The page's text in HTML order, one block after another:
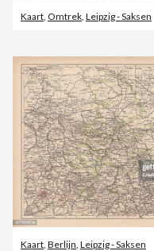
Kaart Omtrek Leipzig - Saksen
Kaart Berlijn Leipzig - Saksen